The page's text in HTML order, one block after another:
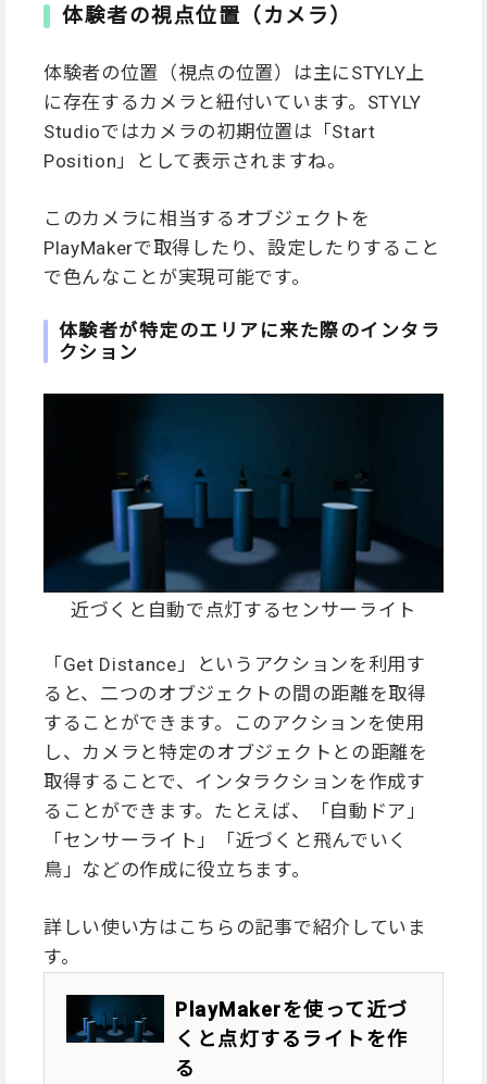
体験者の視点位置（カメラ）
体験者の位置（視点の位置）は主にSTYLY上
に存在するカメラと紐付いています。STYLY
Studioではカメラの初期位置は「Start
Position」として表示されますね。
このカメラに相当するオブジェクトを
PlayMakerで取得したり、設定したりすること
で色んなことが実現可能です。
体験者が特定のエリアに来た際のインタラ
クション
近づくと自動で点灯するセンサーライト
「Get Distance」というアクションを利用す
ると、二つのオブジェクトの間の距離を取得
することができます。このアクションを使用
し、カメラと特定のオブジェクトとの距離を
取得することで、インタラクションを作成す
ることができます。たとえば、「自動ドア」
「センサーライト」「近づくと飛んでいく
鳥」などの作成に役立ちます。
詳しい使い方はこちらの記事で紹介していま
す。
PlayMakerを使って近づ
くと点灯するライトを作
る